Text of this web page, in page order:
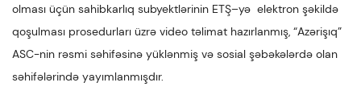
olması üçün sahibkarlıq subyektlərinin ETŞ–yə elektron şəkildə
qoşulması prosedurları üzrə video təlimat hazırlanmış, “Azərişıq”
ASC-nin rəsmi səhifəsinə yüklənmiş və sosial şəbəkələrdə olan
səhifələrində yayımlanmışdır.